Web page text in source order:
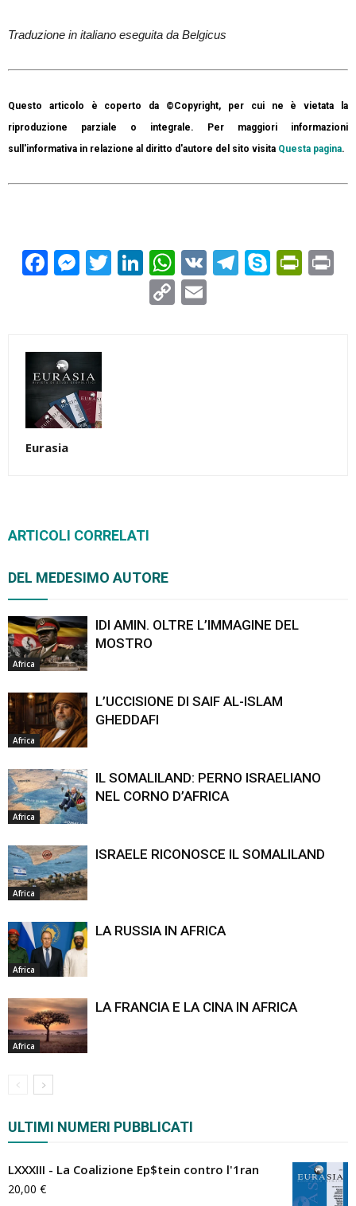
Traduzione in italiano eseguita da Belgicus
Questo articolo è coperto da ©Copyright, per cui ne è vietata la
riproduzione parziale o integrale. Per maggiori informazioni
sull'informativa in relazione al diritto d'autore del sito visita Questa pagina.
Facebook
Messenger
TwitterLinkedIn
WhatsApp
VK Telegram
Skype
Copy
Eurasia
ARTICOLI CORRELATI
DEL MEDESIMO AUTORE
Africa
IDI AMIN. OLTRE L’IMMAGINE DEL
MOSTRO
Africa
L’UCCISIONE DI SAIF AL-ISLAM
GHEDDAFI
Africa
IL SOMALILAND: PERNO ISRAELIANO
NEL CORNO D’AFRICA
Africa
ISRAELE RICONOSCE IL SOMALILAND
Africa
LA RUSSIA IN AFRICA
Africa
LA FRANCIA E LA CINA IN AFRICA
ULTIMI NUMERI PUBBLICATI
LXXXIII - La Coalizione Ep$tein contro l'1ran
20,00 €